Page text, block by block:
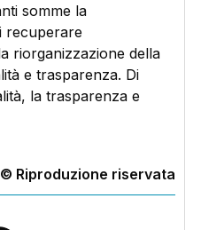
somme la
recuperare
riorganizzazione della
e trasparenza. Di
la trasparenza e
© Riproduzione riservata